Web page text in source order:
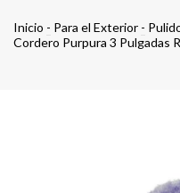
Inicio - Para el Exterior -
Cordero Purpura 3 Pulgadas